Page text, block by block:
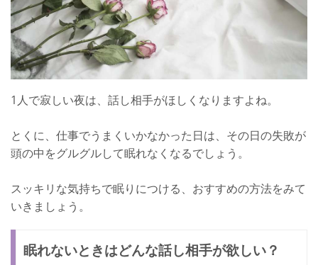
1人で寂しい夜は、話し相手がほしくなりますよね。
とくに、仕事でうまくいかなかった日は、その日の失敗が
頭の中をグルグルして眠れなくなるでしょう。
スッキリな気持ちで眠りにつける、おすすめの方法をみて
いきましょう。
眠れないときはどんな話し相手が欲しい？